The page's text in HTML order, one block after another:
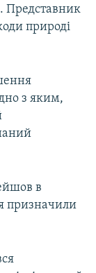
Представник
природі
з яким,
в
призначили